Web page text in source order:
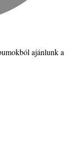
ajánlunk a